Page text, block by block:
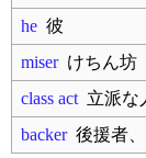
he 彼
miserけちん坊
class act 立派な
backer後援者、